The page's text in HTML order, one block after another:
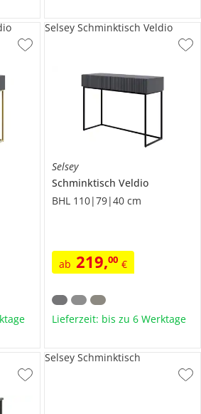
Selsey
Schminktisch Veldio
BHL 110|79|40 cm
ab 219,00 €
Selsey Schminktisch Veldio
Lieferzeit: bis zu 6 Werktage
Selsey Schminktisch